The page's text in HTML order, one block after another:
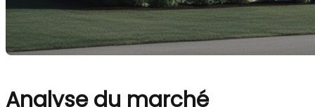
Analyse du marché